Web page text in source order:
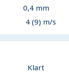
0,4mm
4 (9) m/s
Klart